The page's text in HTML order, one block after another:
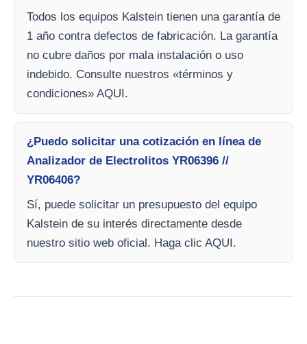
Todos los equipos Kalstein tienen una garantía de
1 año contra defectos de fabricación. La garantía
no cubre daños por mala instalación o uso
indebido. Consulte nuestros «términos y
condiciones» AQUI.
¿Puedo solicitar una cotización en línea de
Analizador de Electrolitos YR06396 //
YR06406?
Sí, puede solicitar un presupuesto del equipo
Kalstein de su interés directamente desde
nuestro sitio web oficial. Haga clic AQUI.